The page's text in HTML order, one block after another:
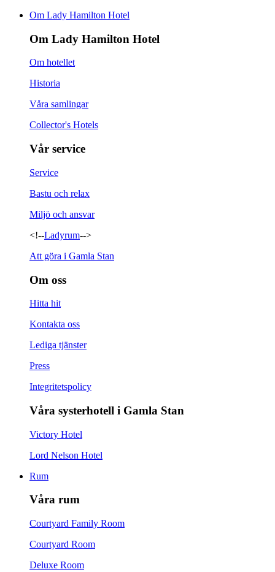
Om Lady Hamilton Hotel
Om Lady Hamilton Hotel
Om hotellet
Historia
Våra samlingar
Collector's Hotels
Vår service
Service
Bastu och relax
Miljö och ansvar
<!--Ladyrum-->
Att göra i Gamla Stan
Om oss
Hitta hit
Kontakta oss
Lediga tjänster
Press
Integritetspolicy
Våra systerhotell i Gamla Stan
Victory Hotel
Lord Nelson Hotel
Rum
Våra rum
Courtyard Family Room
Courtyard Room
Deluxe Room